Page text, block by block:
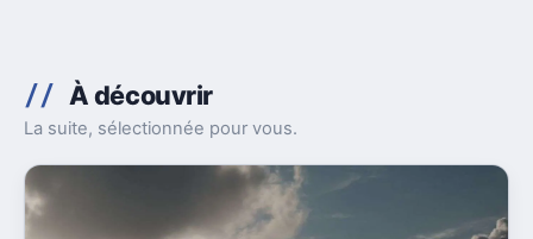
À découvrir
La suite, sélectionnée pour vous.